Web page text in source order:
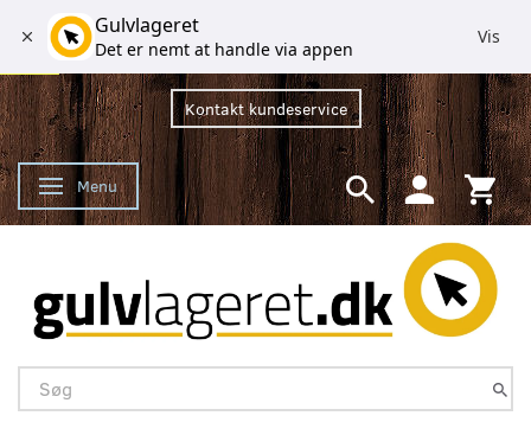
Kontakt kundeservice
Skifte navigation
Menu
Gulvlageret
Det er nemt at handle via appen
Vis